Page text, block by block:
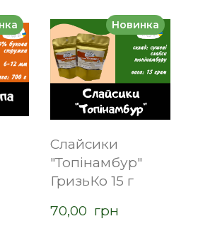
Новинка
Слайсики
"Топінамбур"
ГризьКо 15 г
70,00  грн